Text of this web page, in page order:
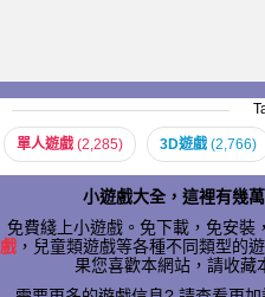
單人遊戲 (2,285) 3D遊戲 (2,766)
小遊戲大全，這裡有幾
免費綫上小遊戲。免下載，免安裝
戲 ，兒童類遊戲等各種不同類型的
果您喜歡本網站，請收藏